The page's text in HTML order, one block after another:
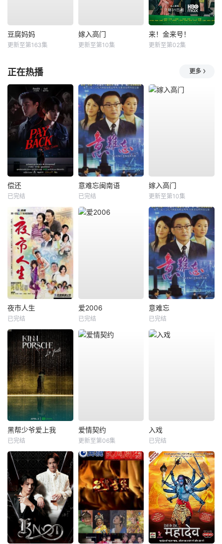
豆腐妈妈
更新至第163集
嫁入高门
更新至第10集
来！金来号！
更新至第02集
正在热播 更多
偿还
已完结
意难忘闽南语
已完结
嫁入高门
更新至第10集
夜市人生
已完结
爱2006
已完结
意难忘
已完结
黑帮少爷爱上我
已完结
爱情契约
更新至第06集
入戏
已完结